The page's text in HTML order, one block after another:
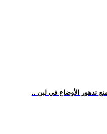
تدهور الأوضاع في لبن